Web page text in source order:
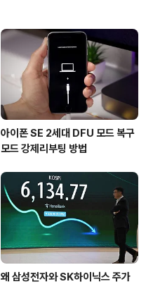
아이폰 SE 2세대 DFU 모드 복구
모드 강제리부팅 방법
왜 삼성전자와 SK하이닉스 주가